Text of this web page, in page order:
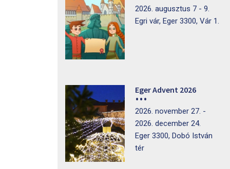
2026. augusztus 7 - 9.
Egri vár, Eger 3300, Vár 1.
Eger Advent 2026
2026. november 27. -
2026. december 24.
Eger 3300, Dobó István
tér